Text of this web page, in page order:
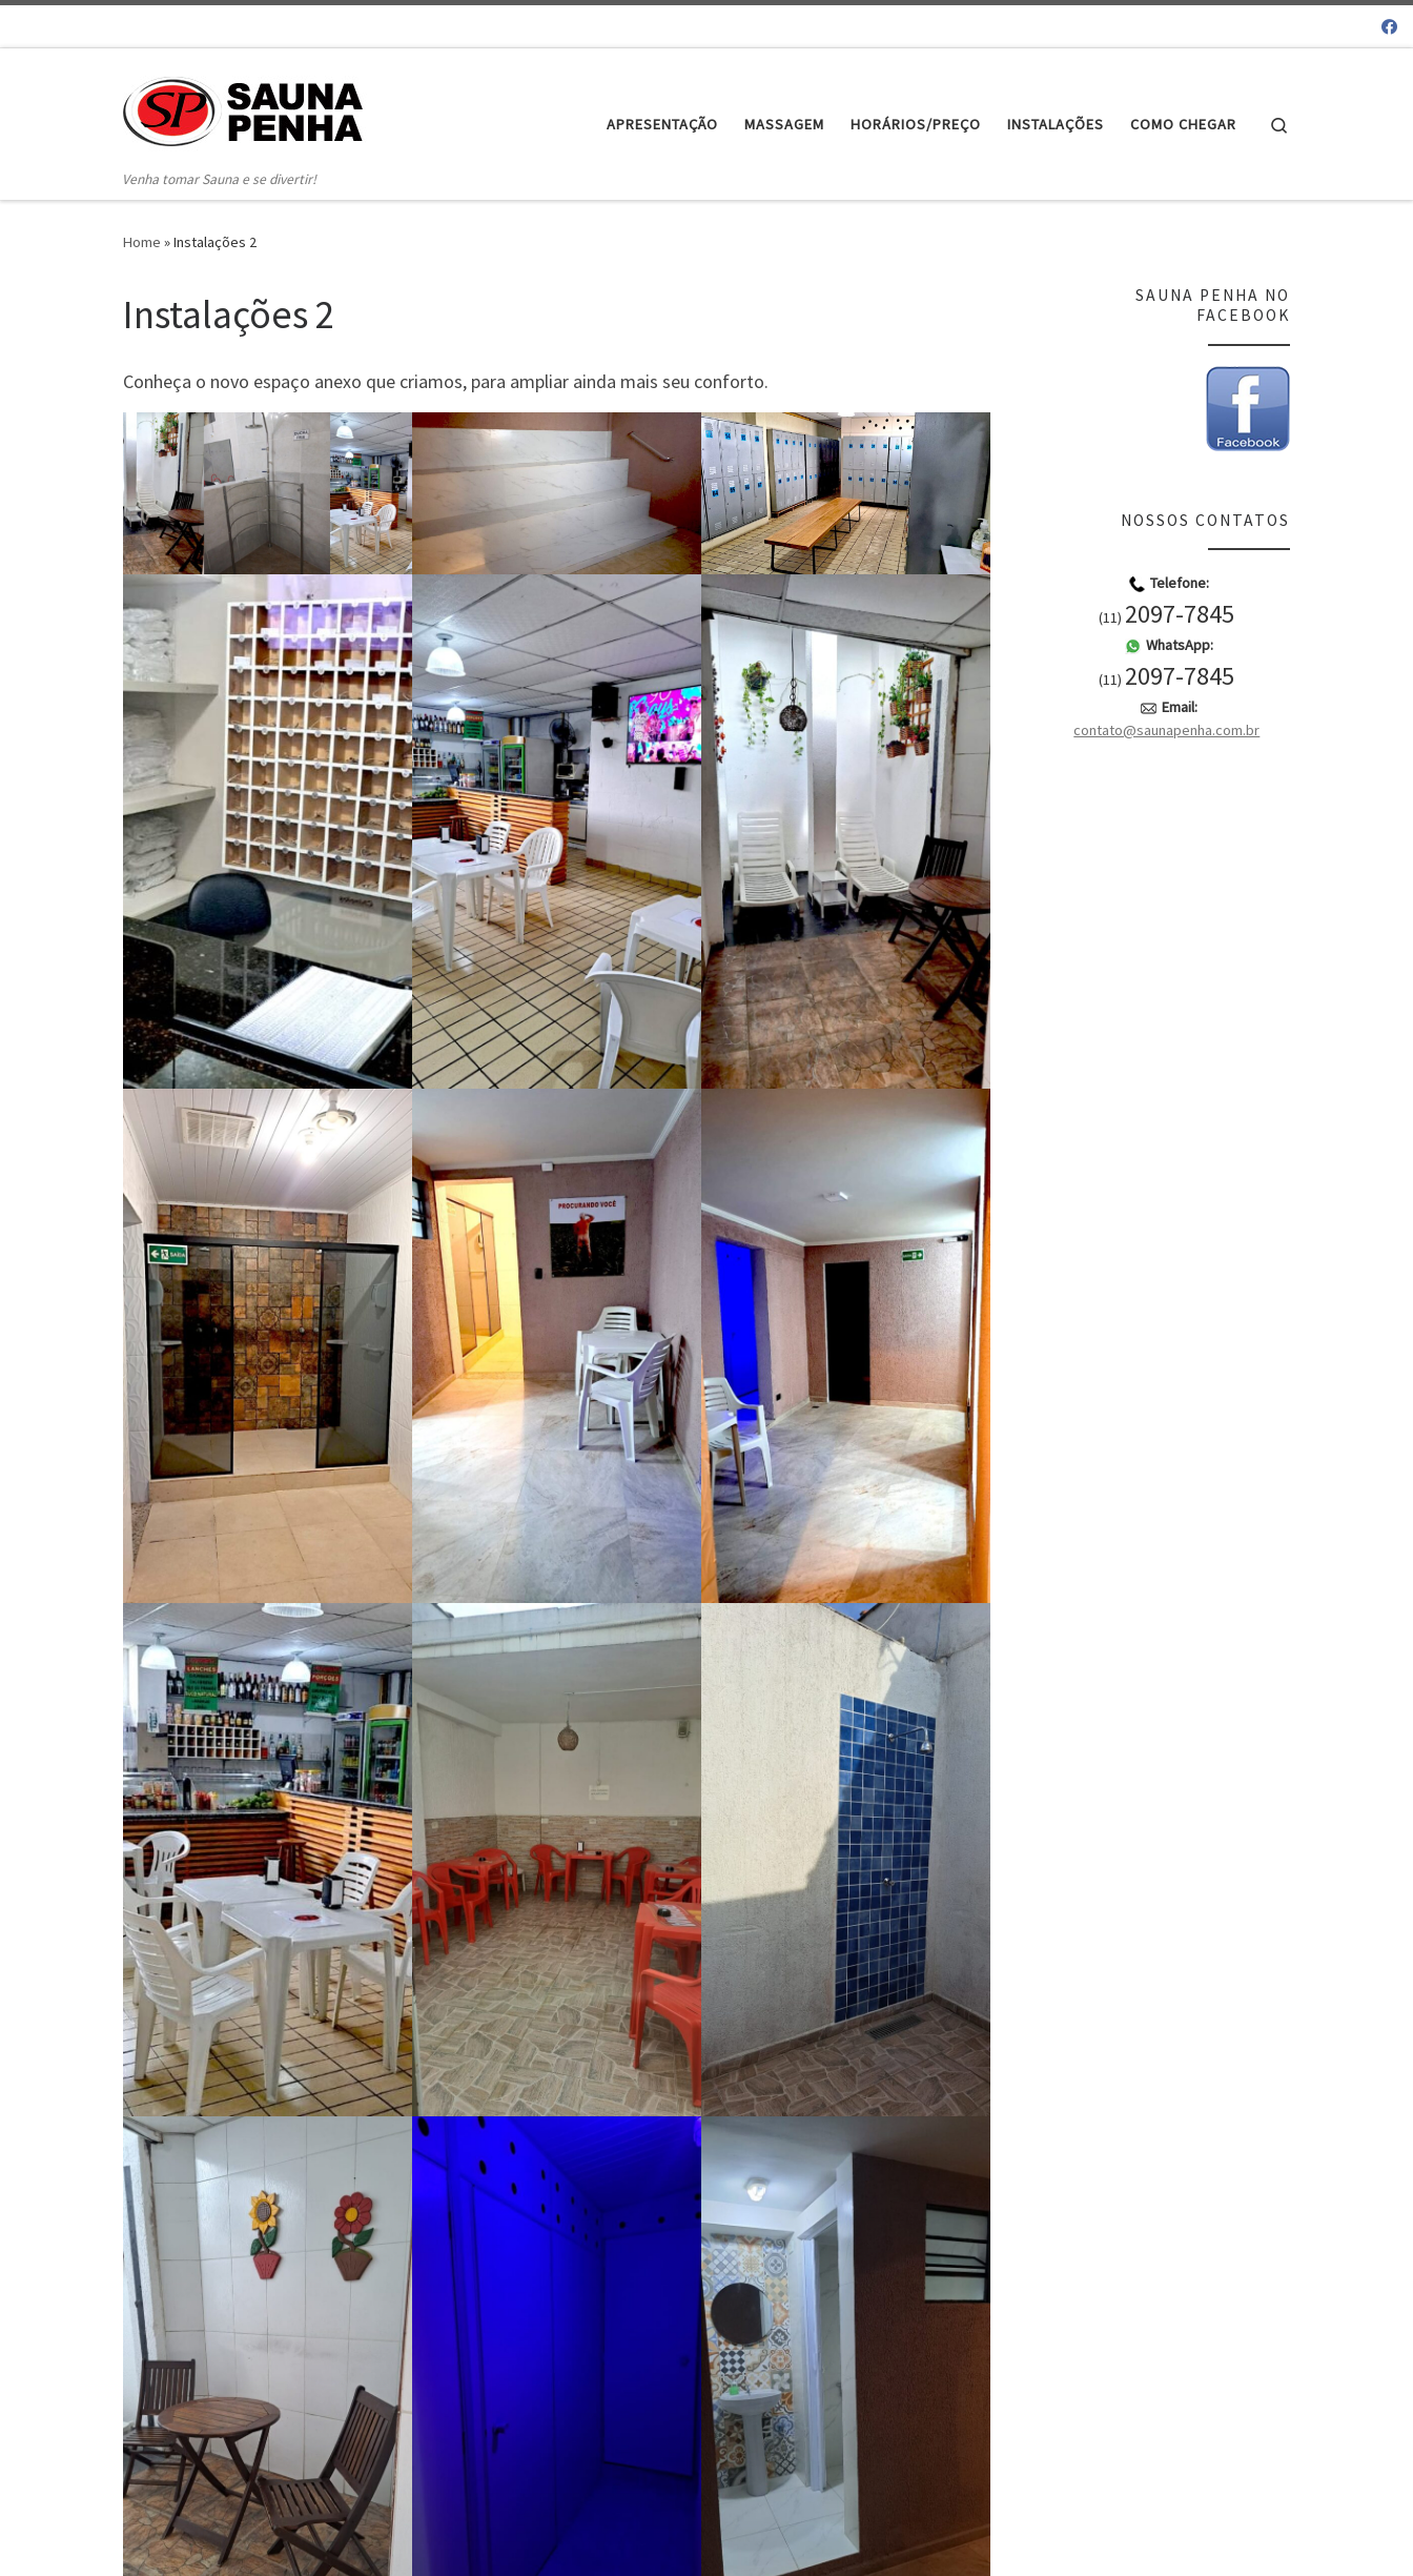
Venha tomar Sauna e se divertir!
APRESENTAÇÃO MASSAGEM HORÁRIOS/PREÇO INSTALAÇÕES COMO CHEGAR
Home »Instalações 2
Instalações 2
Conheça o novo espaço anexo que criamos, para ampliar ainda mais seu conforto.
SAUNA PENHA NO
FACEBOOK
NOSSOS CONTATOS
Telefone:
(11) 2097-7845
WhatsApp:
(11) 2097-7845
Email:
contato@saunapenha.com.br